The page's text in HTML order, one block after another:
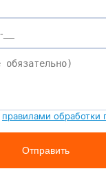
правилами обработки
Отправить